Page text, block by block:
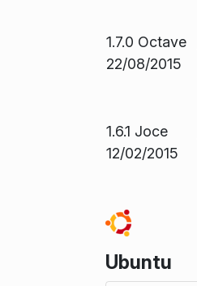
1.7.0 Octave
22/08/2015
1.6.1 Joce
12/02/2015
Ubuntu